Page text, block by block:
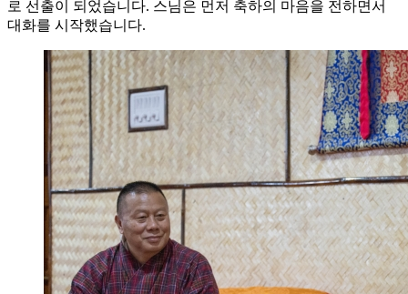
로 선출이 되었습니다. 스님은 먼저 축하의 마음을 전하면서
대화를 시작했습니다.